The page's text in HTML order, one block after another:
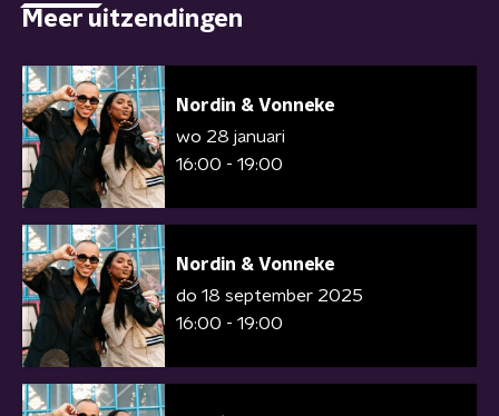
Meer uitzendingen
Nordin & Vonneke
wo 28 januari
16:00 - 19:00
Nordin & Vonneke
do 18 september 2025
16:00 - 19:00